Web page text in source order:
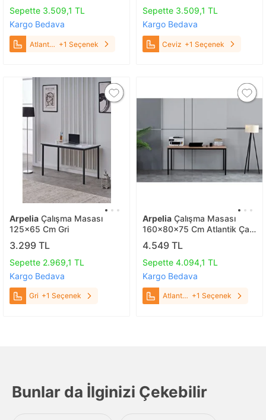
Sepette 3.509,1 TL
Kargo Bedava
Atlantik +1 Seçenek
Sepette 3.509,1 TL
Kargo Bedava
Ceviz +1 Seçenek
Arpelia Çalışma Masası
125x65 Cm Gri
3.299 TL
Sepette 2.969,1 TL
Kargo Bedava
Gri +1 Seçenek
Arpelia Çalışma Masası
160x80x75 Cm Atlantik Çam
Atlantik Çam
4.549 TL
Sepette 4.094,1 TL
Kargo Bedava
Atlantik +1 Seçenek
Bunlar da İlginizi Çekebilir